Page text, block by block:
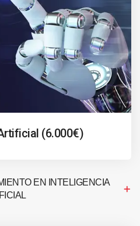
(6.000€)
EN INTELIGENCIA